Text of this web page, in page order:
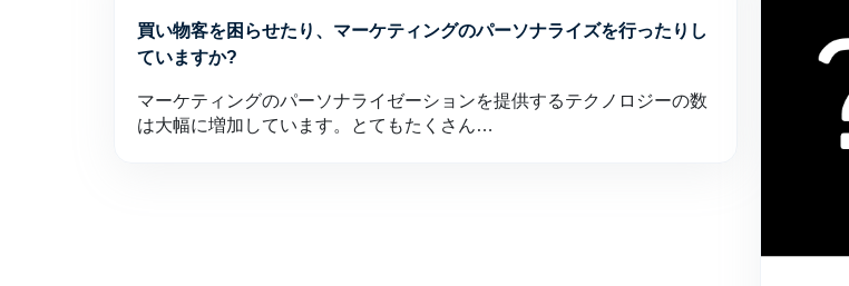
買い物客を困らせたり、マーケティングのパーソナライズを行ったりし
ていますか?
マーケティングのパーソナライゼーションを提供するテクノロジーの数
は大幅に増加しています。とてもたくさん…